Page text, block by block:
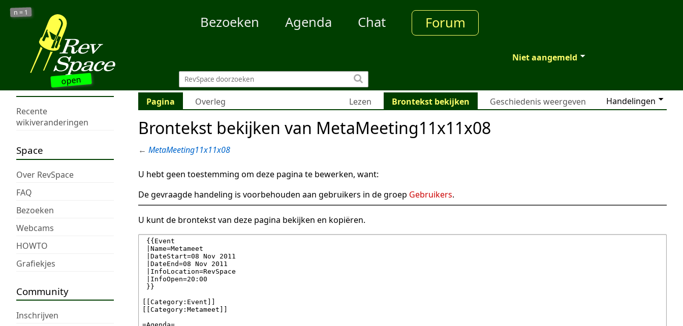
open
n = 1
Bezoeken Agenda Chat Forum
Niet aangemeld
Recente
wikiveranderingen
Space
Over RevSpace
FAQ
Bezoeken
Webcams
HOWTO
Grafiekjes
Community
Inschrijven
Pagina Overleg Handelingen
Lezen Brontekst bekijken Geschiedenis weergeven
Brontekst bekijken van MetaMeeting11x11x08
← MetaMeeting11x11x08
U hebt geen toestemming om deze pagina te bewerken, want:
De gevraagde handeling is voorbehouden aan gebruikers in de groep Gebruikers.
U kunt de brontekst van deze pagina bekijken en kopiëren.